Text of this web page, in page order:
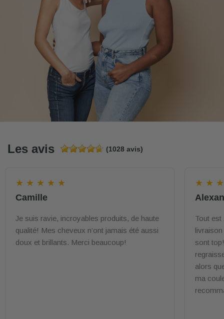
Les avis (1028 avis)
★ ★ ★ ★ ★
Camille
Je suis ravie, incroyables produits, de haute
qualité! Mes cheveux n’ont jamais été aussi
doux et brillants. Merci beaucoup!
★ ★
Tout
sont
alors
ma